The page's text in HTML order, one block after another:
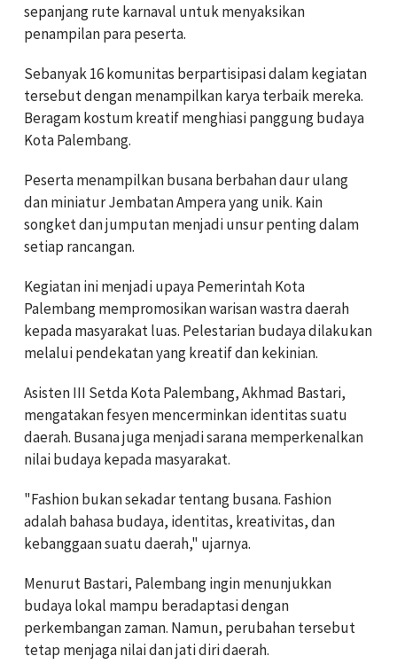
sepanjang rute karnaval untuk menyaksikan
penampilan para peserta.
Sebanyak 16 komunitas berpartisipasi dalam kegiatan
tersebut dengan menampilkan karya terbaik mereka.
Beragam kostum kreatif menghiasi panggung budaya
Kota Palembang.
Peserta menampilkan busana berbahan daur ulang
dan miniatur Jembatan Ampera yang unik. Kain
songket dan jumputan menjadi unsur penting dalam
setiap rancangan.
Kegiatan ini menjadi upaya Pemerintah Kota
Palembang mempromosikan warisan wastra daerah
kepada masyarakat luas. Pelestarian budaya dilakukan
melalui pendekatan yang kreatif dan kekinian.
Asisten III Setda Kota Palembang, Akhmad Bastari,
mengatakan fesyen mencerminkan identitas suatu
daerah. Busana juga menjadi sarana memperkenalkan
nilai budaya kepada masyarakat.
"Fashion bukan sekadar tentang busana. Fashion
adalah bahasa budaya, identitas, kreativitas, dan
kebanggaan suatu daerah," ujarnya.
Menurut Bastari, Palembang ingin menunjukkan
budaya lokal mampu beradaptasi dengan
perkembangan zaman. Namun, perubahan tersebut
tetap menjaga nilai dan jati diri daerah.